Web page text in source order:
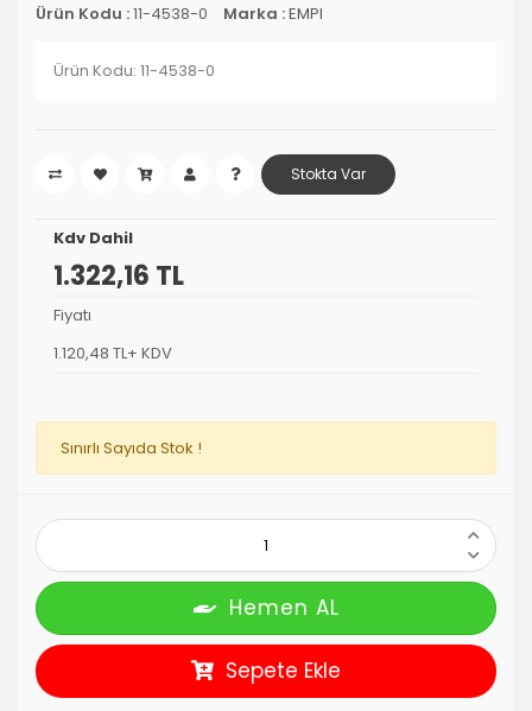
Ürün Kodu :11-4538-0 Marka :EMPI
Ürün Kodu: 11-4538-0
Stokta Var
Kdv Dahil
1.322,16 TL
Fiyatı
1.120,48 TL+ KDV
Sınırlı Sayıda Stok !
Hemen AL
Sepete Ekle